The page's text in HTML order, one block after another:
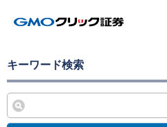
キーワード検索